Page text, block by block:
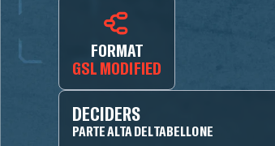
FORMAT
GSL MODIFIED
DECIDERS
PARTE ALTA DEL TABELLONE